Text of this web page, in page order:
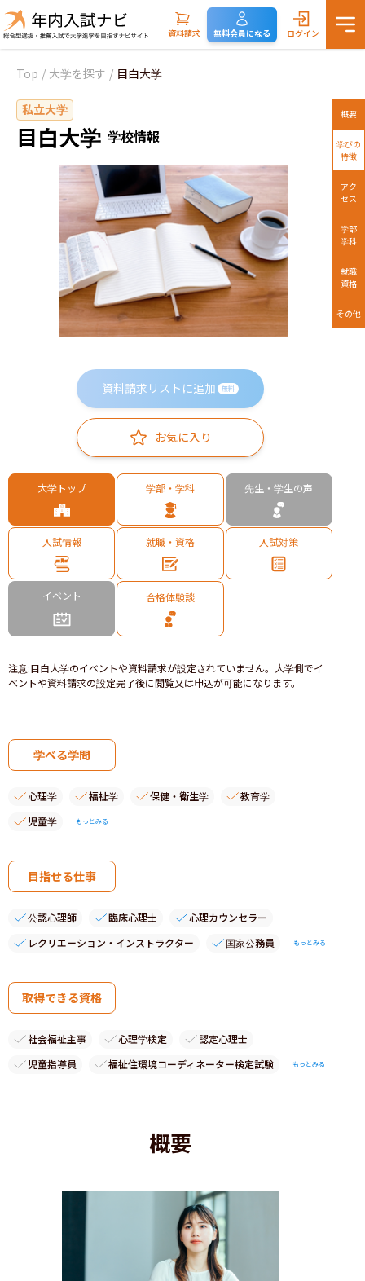
資料請求 無料会員になる ログイン
Top / 大学を探す / 目白大学
私立大学
目白大学 学校情報
資料請求リストに追加 無料
お気に入り
大学トップ 学部・学科 先生・学生の声
入試情報 就職・資格 入試対策
イベント 合格体験談
注意:目白大学のイベントや資料請求が設定されていません。大学側でイ
ベントや資料請求の設定完了後に閲覧又は申込が可能になります。
学べる学問
心理学 福祉学 保健・衛生学
教育学
児童学
もっとみる
目指せる仕事
公認心理師 臨床心理士
心理カウンセラー
レクリエーション・インストラクター
国家公務員 もっとみる
取得できる資格
社会福祉主事 心理学検定
認定心理士
児童指導員
福祉住環境コーディネーター検定試験 もっとみる
概要
概要
学びの
特徴
アク
セス
学部
学科
就職
資格
その他